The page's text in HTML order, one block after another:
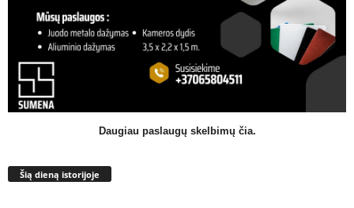
Daugiau paslaugų skelbimų čia.
Šią dieną istorijoje